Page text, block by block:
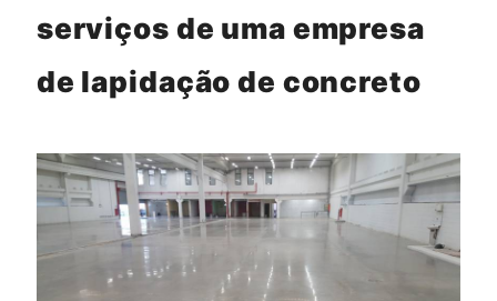
serviços de uma empresa
de lapidação de concreto